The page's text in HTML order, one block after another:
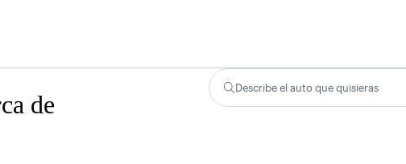
de
Describe el auto que quisieras